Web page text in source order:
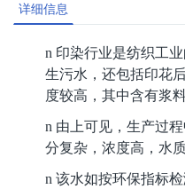
详细信息
n 印染行业是纺织工
生污水， 还包括印花
度较高，其中含有浆
n 由上可见，生产过
分复杂，浓度高，水
n 该水如按环保指标检